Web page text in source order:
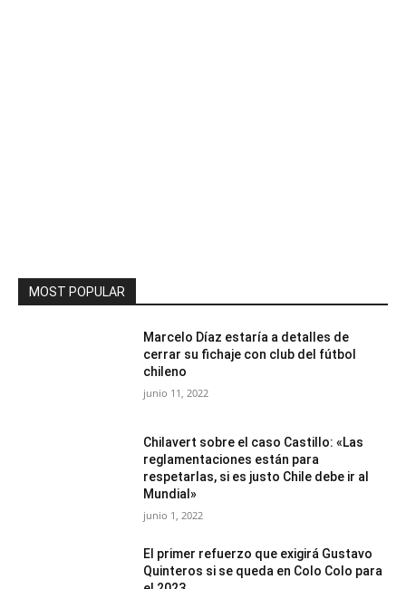
MOST POPULAR
Marcelo Díaz estaría a detalles de
cerrar su fichaje con club del fútbol
chileno
junio 11, 2022
Chilavert sobre el caso Castillo: «Las
reglamentaciones están para
respetarlas, si es justo Chile debe ir al
Mundial»
junio 1, 2022
El primer refuerzo que exigirá Gustavo
Quinteros si se queda en Colo Colo para